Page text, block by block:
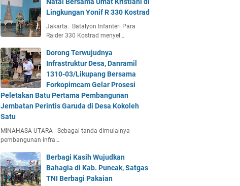
Lingkungan Yonif R 330 Kostrad
Jakarta. Batalyon Infanteri Para
Raider 330 Kostrad menyel…
Dorong Terwujudnya
Infrastruktur Desa, Danramil
1310-03/Likupang Bersama
Forkopimcam Gelar Prosesi
Peletakan Batu Pertama Pembangunan
Jembatan Perintis Garuda di Desa Kokoleh
Satu
MINAHASA UTARA - Sebagai tanda dimulainya
pembangunan infra…
Berbagi Kasih Wujudkan
Bahagia di Kab. Puncak, Satgas
TNI Berbagi Pakaian